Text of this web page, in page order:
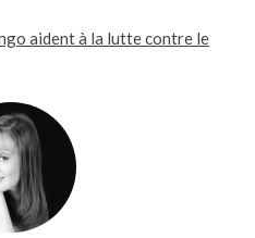
aident à la lutte contre le